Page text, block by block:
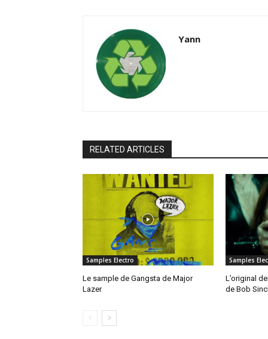
Yann
RELATED ARTICLES
Samples Electro
Le sample de Gangsta de Major
Lazer
Samples
L’original
de Bob